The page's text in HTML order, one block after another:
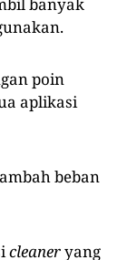
banyak
poin
aplikasi
beban
cleaneryang